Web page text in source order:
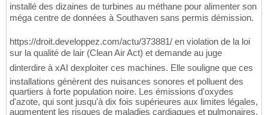
installé des dizaines de turbines au méthane pour alimenter son
méga centre de données à Southaven sans permis démission.
https://droit.developpez.com/actu/373881/ en violation de la loi
sur la qualité de lair (Clean Air Act) et demande au juge
dinterdire à xAI dexploiter ces machines. Elle souligne que ces
installations génèrent des nuisances sonores et polluent des
quartiers à forte population noire. Les émissions d'oxydes
d'azote, qui sont jusqu'à dix fois supérieures aux limites légales,
augmentent les risques de maladies cardiaques et pulmonaires.